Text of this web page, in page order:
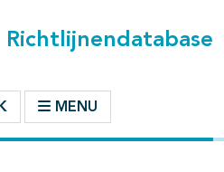
Richtlijnendatabase
MENU